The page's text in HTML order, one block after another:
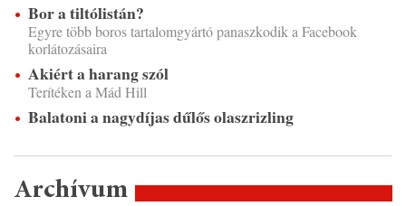
Bor a tiltólistán?
Egyre több boros tartalomgyártó panaszkodik a Facebook
korlátozásaira
Akiért a harang szól
Terítéken a Mád Hill
Balatoni a nagydíjas dűlős olaszrizling
Archívum